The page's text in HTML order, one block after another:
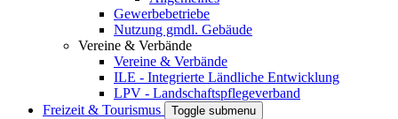
Gewerbebetriebe
Nutzung gmdl. Gebäude
Vereine & Verbände
Vereine & Verbände
ILE - Integrierte Ländliche Entwicklung
LPV - Landschaftspflegeverband
Freizeit & Tourismus
Toggle submenu